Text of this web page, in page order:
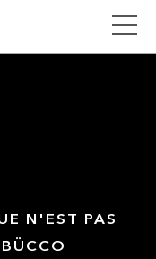
N'EST PAS